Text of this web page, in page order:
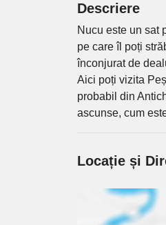
Descriere
Nucu este un sat
pe care îl poți
înconjurat de
Aici poți vizita
probabil din
ascunse, cum
Locație și